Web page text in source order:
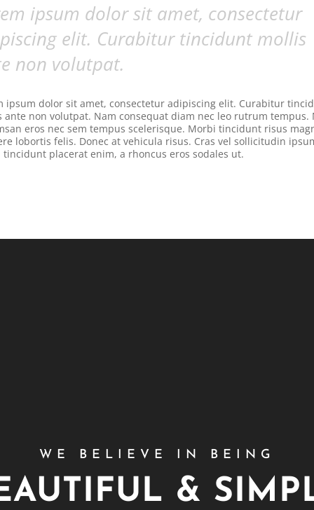
ipsum dolor sit amet, consectetur
elit. Curabitur tincidunt mollis
non volutpat.
ipsum dolor sit amet, consectetur adipiscing elit. Curabitur
ante non volutpat. Nam consequat diam nec leo rutrum tempus.
eros nec sem tempus scelerisque. Morbi tincidunt risus
lobortis felis. Donec at vehicula risus. Cras vel sollicitudin
tincidunt placerat enim, a rhoncus eros sodales ut.
WE BELIEVE IN BEING
&